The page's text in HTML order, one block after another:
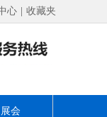
心 收藏夹
展会